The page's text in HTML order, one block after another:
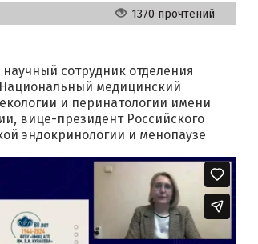
1370 прочтений
сотрудник отделения
медицинский
и перинатологии имени
вице-президент Российского
эндокринологии и менопаузе